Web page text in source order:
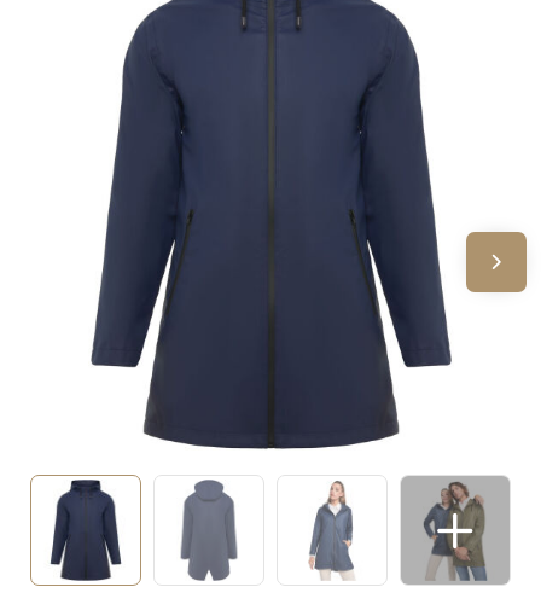
Sinterklaas
Verjaardagen
Voetbal, EK en WK
Voor de bouw
Zomergeschenken
Zomerpakketten